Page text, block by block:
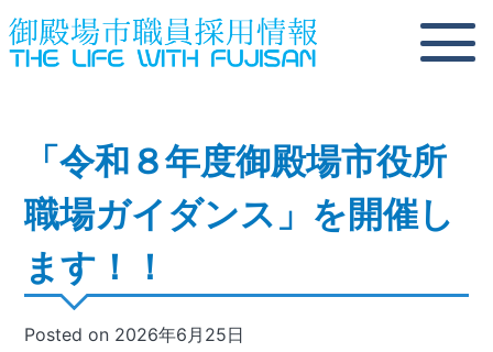
Skip
to
content
「令和８年度御殿場市役所
職場ガイダンス」を開催し
ます！！
Posted on 2026年6月25日